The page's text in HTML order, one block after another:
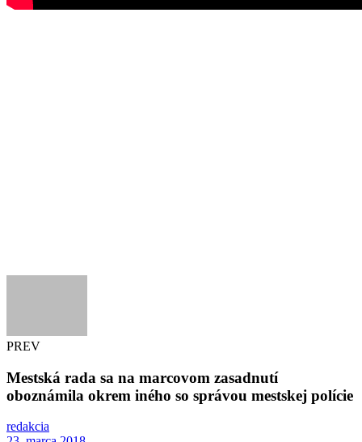
PREV
Mestská rada sa na marcovom zasadnutí
oboznámila okrem iného so správou mestskej polície
redakcia